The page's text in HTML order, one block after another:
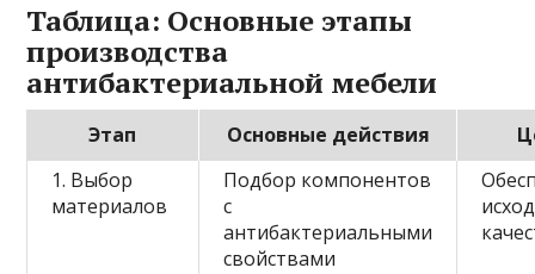
Таблица: Основные этапы
производства
антибактериальной мебели
Этап Основные действия
1. Выбор
материалов
Подбор компонентов
с
антибактериальными
свойствами